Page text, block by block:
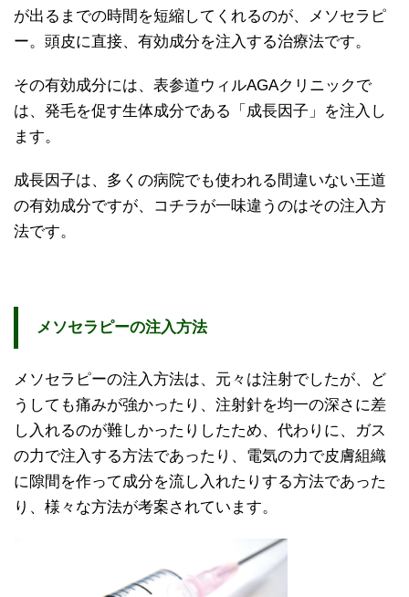
が出るまでの時間を短縮してくれるのが、メソセラピ
ー。頭皮に直接、有効成分を注入する治療法です。
その有効成分には、表参道ウィルAGAクリニックで
は、発毛を促す生体成分である「成長因子」を注入し
ます。
成長因子は、多くの病院でも使われる間違いない王道
の有効成分ですが、コチラが一味違うのはその注入方
法です。
メソセラピーの注入方法
メソセラピーの注入方法は、元々は注射でしたが、ど
うしても痛みが強かったり、注射針を均一の深さに差
し入れるのが難しかったりしたため、代わりに、ガス
の力で注入する方法であったり、電気の力で皮膚組織
に隙間を作って成分を流し入れたりする方法であった
り、様々な方法が考案されています。